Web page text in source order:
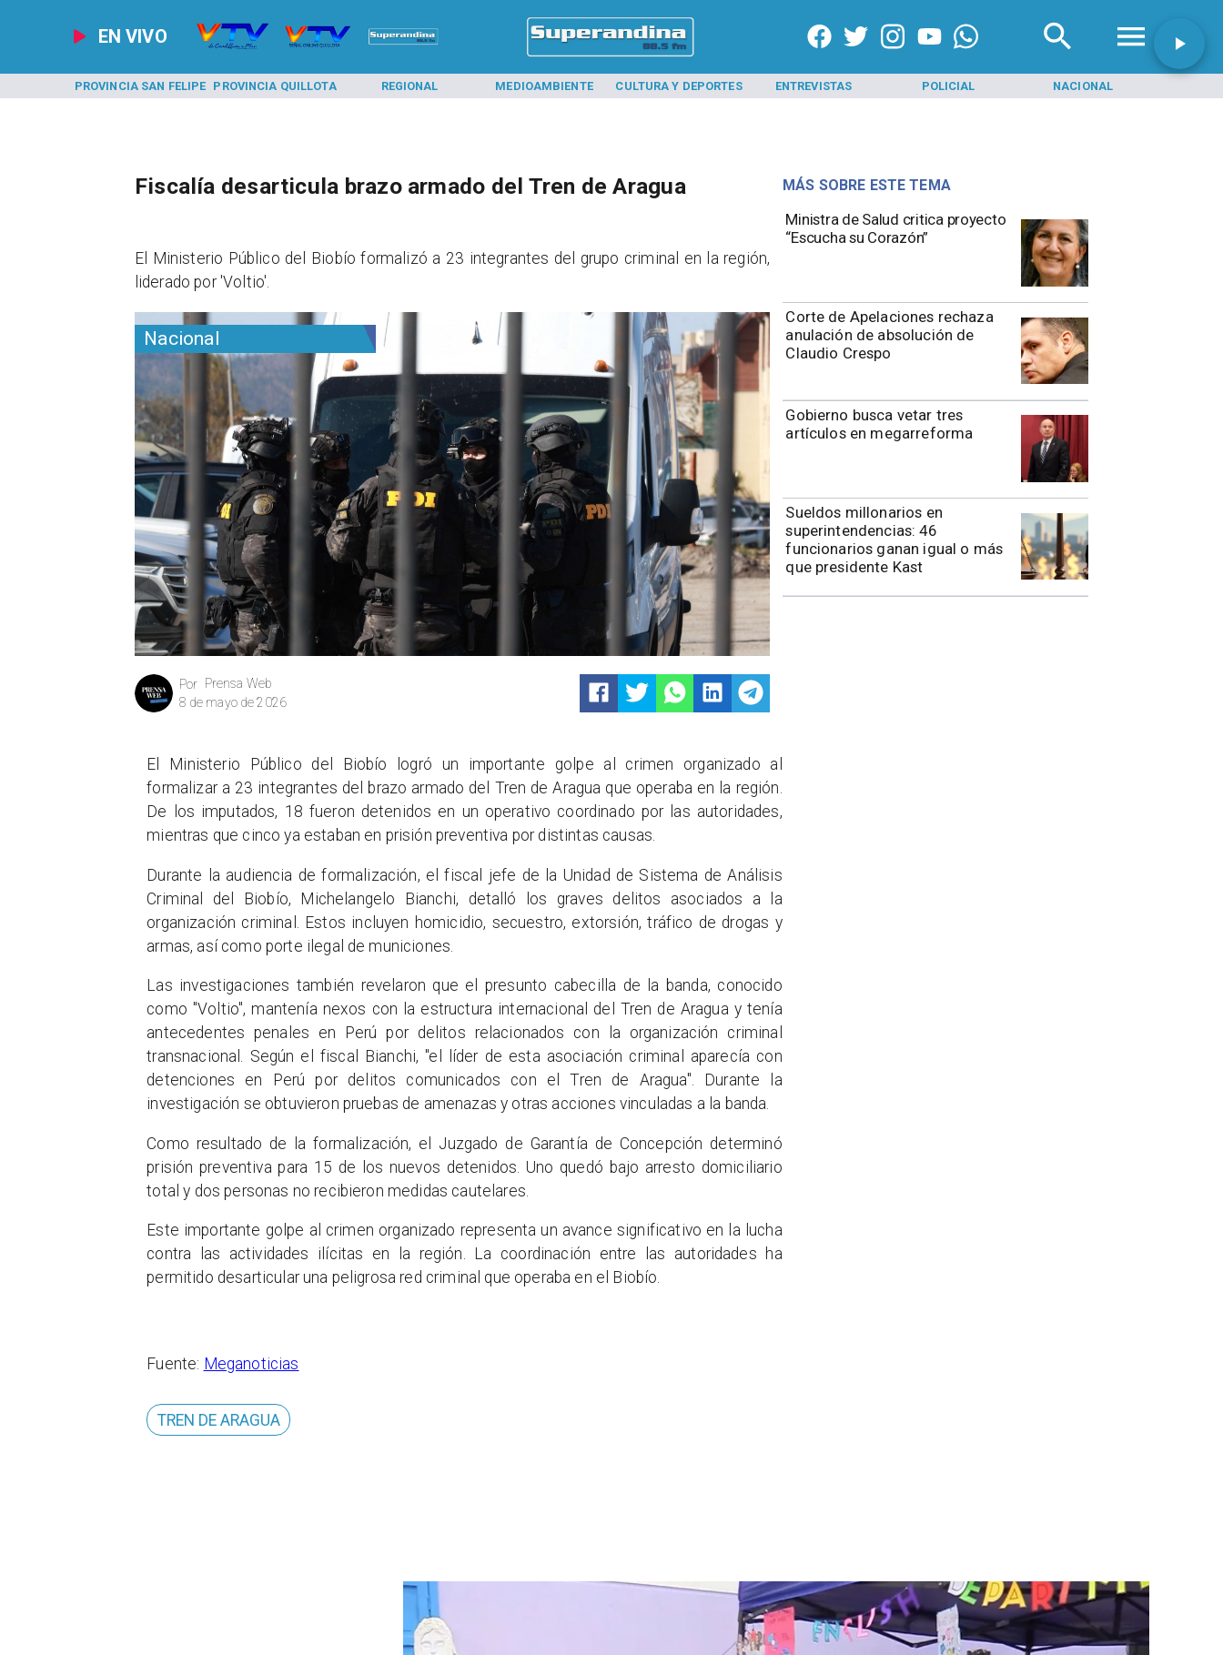
EN VIVO
PROVINCIA SAN FELIPE PROVINCIA QUILLOTA REGIONAL MEDIOAMBIENTE CULTURA Y DEPORTES ENTREVISTAS POLICIAL NACIONAL
Nacional
Prensa Web
Por
8 de mayo de 2026
Ministra de Salud critica proyecto
“Escucha su Corazón”
Corte de Apelaciones rechaza
anulación de absolución de
Claudio Crespo
Gobierno busca vetar tres
artículos en megarreforma
Sueldos millonarios en
superintendencias: 46
funcionarios ganan igual o más
que presidente Kast
MÁS SOBRE ESTE TEMA
Fiscalía desarticula brazo armado del Tren de Aragua
El Ministerio Público del Biobío formalizó a 23 integrantes del grupo criminal en la región,
liderado por 'Voltio'.
El Ministerio Público del Biobío logró un importante golpe al crimen organizado al
formalizar a 23 integrantes del brazo armado del Tren de Aragua que operaba en la región.
De los imputados, 18 fueron detenidos en un operativo coordinado por las autoridades,
mientras que cinco ya estaban en prisión preventiva por distintas causas.
Durante la audiencia de formalización, el fiscal jefe de la Unidad de Sistema de Análisis
Criminal del Biobío, Michelangelo Bianchi, detalló los graves delitos asociados a la
organización criminal. Estos incluyen homicidio, secuestro, extorsión, tráfico de drogas y
armas, así como porte ilegal de municiones.
Las investigaciones también revelaron que el presunto cabecilla de la banda, conocido
como "Voltio", mantenía nexos con la estructura internacional del Tren de Aragua y tenía
antecedentes penales en Perú por delitos relacionados con la organización criminal
transnacional. Según el fiscal Bianchi, "el líder de esta asociación criminal aparecía con
detenciones en Perú por delitos comunicados con el Tren de Aragua". Durante la
investigación se obtuvieron pruebas de amenazas y otras acciones vinculadas a la banda.
Como resultado de la formalización, el Juzgado de Garantía de Concepción determinó
prisión preventiva para 15 de los nuevos detenidos. Uno quedó bajo arresto domiciliario
total y dos personas no recibieron medidas cautelares.
Este importante golpe al crimen organizado representa un avance significativo en la lucha
contra las actividades ilícitas en la región. La coordinación entre las autoridades ha
permitido desarticular una peligrosa red criminal que operaba en el Biobío.
Fuente: Meganoticias
TREN DE ARAGUA